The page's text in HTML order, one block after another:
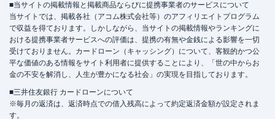
■当サイトの掲載情報と掲載商品ならびに提携事業者のサービスについて
当サイトでは、掲載各社（アコム株式会社等）のアフィリエイトプログラム
で収益を得ております。しかしながら、当サイトの掲載情報やランキングに
おける提携事業者サービスへの評価は、提携の有無や金銭による影響を一切
受けておりません。カードローン（キャッシング）について、客観的かつ公
平な価値のある情報をサイト利用者に提供することにより、「世の中からお
金の不安を解消し、人生が豊かになる社会」の実現を目指しております。
■三井住友銀行 カードローンについて
※毎月の返済は、返済時点での借入残高によって約定返済金額が設定されま
す。